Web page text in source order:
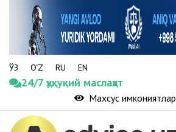
ЎЗ O‘Z RU EN
24/7 ҳуқуқий маслаҳат
Махсус имкониятлар